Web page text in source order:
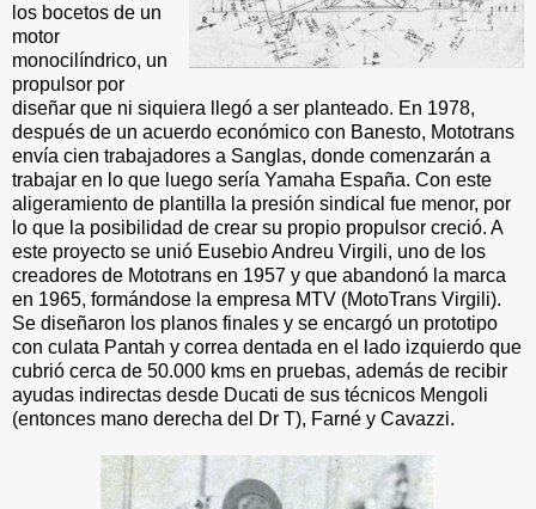
los bocetos de un
motor
monocilíndrico, un
propulsor por
diseñar que ni siquiera llegó a ser planteado. En 1978,
después de un acuerdo económico con Banesto, Mototrans
envía cien trabajadores a Sanglas, donde comenzarán a
trabajar en lo que luego sería Yamaha España. Con este
aligeramiento de plantilla la presión sindical fue menor, por
lo que la posibilidad de crear su propio propulsor creció. A
este proyecto se unió Eusebio Andreu Virgili, uno de los
creadores de Mototrans en 1957 y que abandonó la marca
en 1965, formándose la empresa MTV (MotoTrans Virgili).
Se diseñaron los planos finales y se encargó un prototipo
con culata Pantah y correa dentada en el lado izquierdo que
cubrió cerca de 50.000 kms en pruebas, además de recibir
ayudas indirectas desde Ducati de sus técnicos Mengoli
(entonces mano derecha del Dr T), Farné y Cavazzi.